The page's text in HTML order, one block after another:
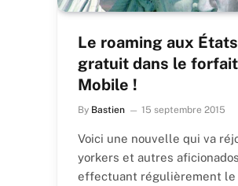
Le roaming aux
gratuit dans le
Mobile !
By Bastien 15 septembre 2015
Voici une nouvelle qui va
yorkers et autres
effectuant régulièrement le